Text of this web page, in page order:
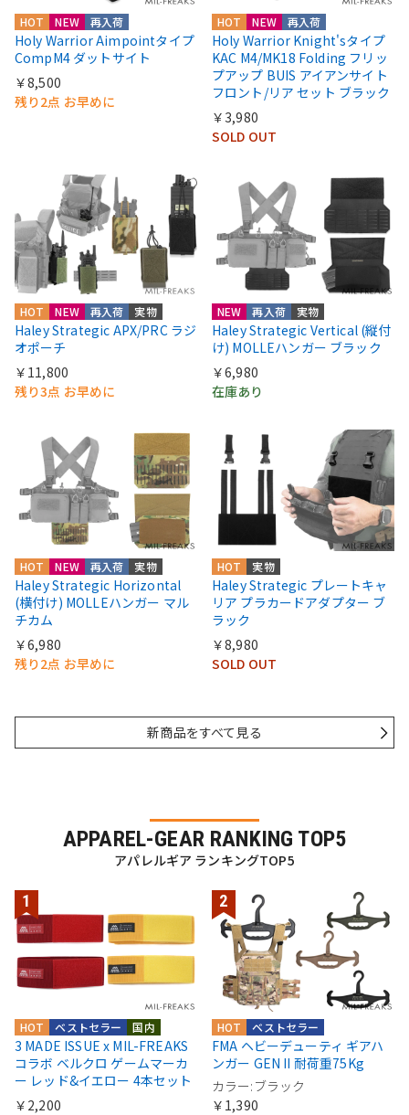
HOT NEW 再入荷
Holy Warrior Aimpointタイプ
CompM4 ダットサイト
￥8,500
残り2点 お早めに
HOT NEW 再入荷
Holy Warrior Knight'sタイプ
KAC M4/MK18 Folding フリッ
プアップ BUIS アイアンサイト
フロント/リア セット ブラック
￥3,980
SOLD OUT
HOT NEW 再入荷 実物
Haley Strategic APX/PRC ラジ
オポーチ
￥11,800
残り3点 お早めに
NEW 再入荷 実物
Haley Strategic Vertical (縦付
け) MOLLEハンガー ブラック
￥6,980
在庫あり
HOT NEW 再入荷 実物
Haley Strategic Horizontal
(横付け) MOLLEハンガー マル
チカム
￥6,980
残り2点 お早めに
HOT 実物
Haley Strategic プレートキャ
リア プラカードアダプター ブ
ラック
￥8,980
SOLD OUT
新商品をすべて見る
APPAREL-GEAR RANKING TOP5
アパレルギア ランキングTOP5
国内
ベストセラー
HOT
3 MADE ISSUE x MIL-FREAKS
コラボ ベルクロ ゲームマーカ
ー レッド&イエロー 4本セット
￥2,200
ベストセラー
HOT
FMA ヘビーデューティ ギアハ
ンガー GEN II 耐荷重75Kg
カラー:ブラック
￥1,390